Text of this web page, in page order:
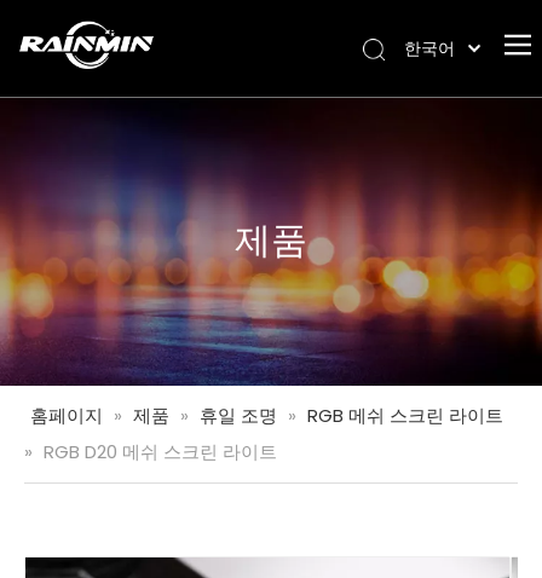
한국어
Pусский
Español
Português
Deutsch
Italiano
Nederlands
Türk dili
제품
홈페이지 » 제품 » 휴일 조명 » RGB 메쉬 스크린 라이트
» RGB D20 메쉬 스크린 라이트